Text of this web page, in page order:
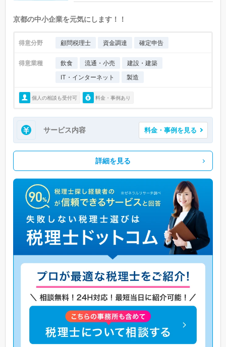
京都の中小企業を元気にします！！
得意分野 顧問税理士 資金調達 確定申告
得意業種 飲食 流通・小売
建設・建築
IT・インターネット
製造
個人の相談も受付可 料金・事例あり
サービス内容 料金・事例を見る
詳細を見る